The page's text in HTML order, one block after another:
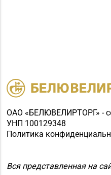
ОАО «БЕЛЮВЕЛИРТОРГ» -
УНП 100129348
Политика
Вся представленная на